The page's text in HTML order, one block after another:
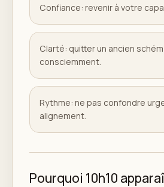
Confiance: revenir à votre
Clarté: quitter un ancien
consciemment.
Rythme: ne pas confondre
alignement.
Pourquoi 10h10